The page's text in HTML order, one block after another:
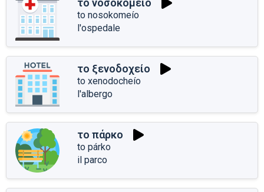
το νοσοκομείο
to nosokomeío
l'ospedale
το ξενοδοχείο
to xenodocheío
l'albergo
το πάρκο
to párko
il parco